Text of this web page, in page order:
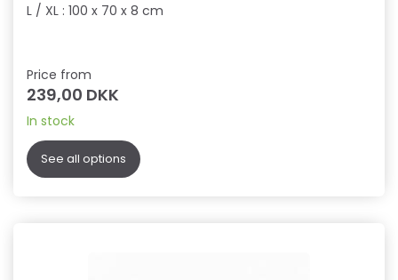
L / XL : 100 x 70 x 8 cm
Price from
239,00 DKK
In stock
See all options